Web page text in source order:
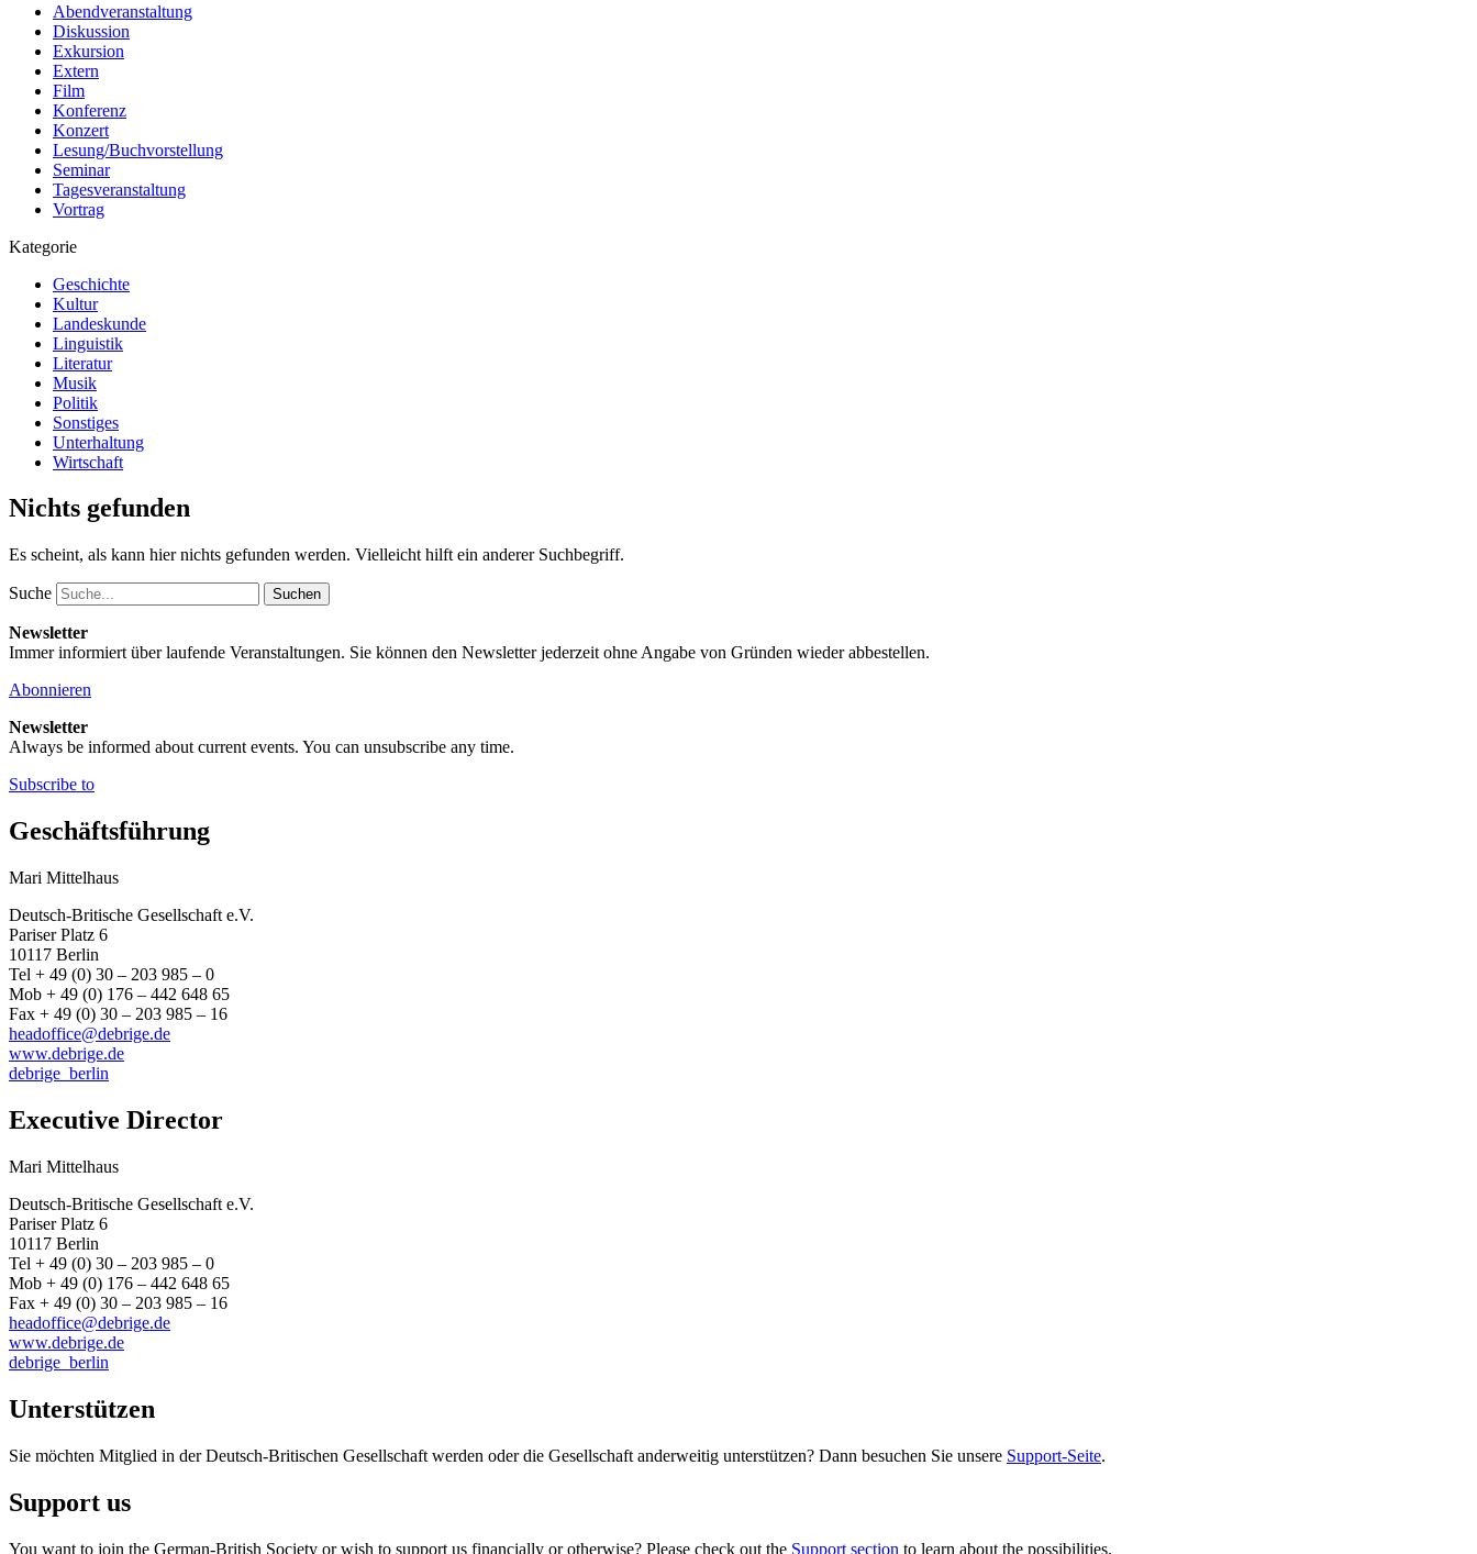
Abendveranstaltung
Diskussion
Exkursion
Extern
Film
Konferenz
Konzert
Lesung/Buchvorstellung
Seminar
Tagesveranstaltung
Vortrag
Kategorie
Geschichte
Kultur
Landeskunde
Linguistik
Literatur
Musik
Politik
Sonstiges
Unterhaltung
Wirtschaft
Nichts gefunden
Es scheint, als kann hier nichts gefunden werden. Vielleicht hilft ein anderer Suchbegriff.
Suche
Newsletter
Immer informiert über laufende Veranstaltungen. Sie können den Newsletter jederzeit ohne Angabe von Gründen wieder abbestellen.
Abonnieren
Newsletter
Always be informed about current events. You can unsubscribe any time.
Subscribe to
Geschäftsführung
Mari Mittelhaus
Deutsch-Britische Gesellschaft e.V.
Pariser Platz 6
10117 Berlin
Tel + 49 (0) 30 – 203 985 – 0
Mob + 49 (0) 176 – 442 648 65
Fax + 49 (0) 30 – 203 985 – 16
headoffice@debrige.de
www.debrige.de
debrige_berlin
Executive Director
Mari Mittelhaus
Deutsch-Britische Gesellschaft e.V.
Pariser Platz 6
10117 Berlin
Tel + 49 (0) 30 – 203 985 – 0
Mob + 49 (0) 176 – 442 648 65
Fax + 49 (0) 30 – 203 985 – 16
headoffice@debrige.de
www.debrige.de
debrige_berlin
Unterstützen
Sie möchten Mitglied in der Deutsch-Britischen Gesellschaft werden oder die Gesellschaft anderweitig unterstützen? Dann besuchen Sie unsere Support-Seite.
Support us
You want to join the German-British Society or wish to support us financially or otherwise? Please check out the Support section to learn about the possibilities.